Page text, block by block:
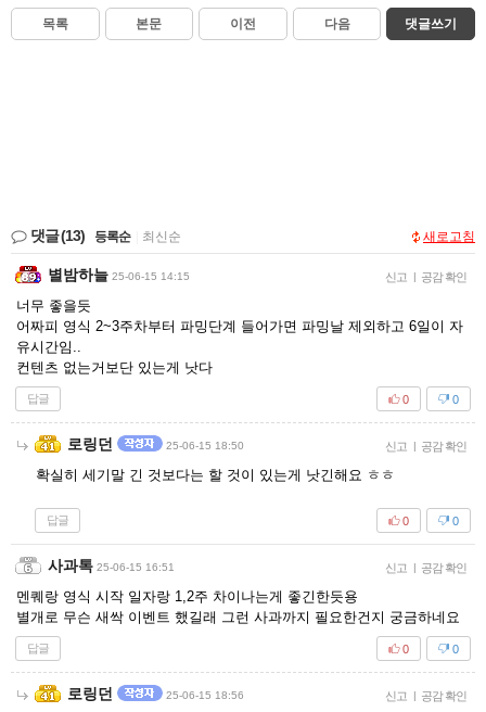
목록 본문 이전 다음 댓글쓰기
댓글(13) 등록순 최신순 새로고침
별밤하늘 25-06-15 14:15 신고 | 공감 확인
너무 좋을듯
어짜피 영식 2~3주차부터 파밍단계 들어가면 파밍날 제외하고 6일이 자
유시간임..
컨텐츠 없는거보단 있는게 낫다
답글 0
0
로링던 25-06-15 18:50 신고 | 공감 확인
확실히 세기말 긴 것보다는 할 것이 있는게 낫긴해요 ㅎㅎ
답글 0
0
사과톡 25-06-15 16:51 신고 | 공감 확인
멘퀘랑 영식 시작 일자랑 1,2주 차이나는게 좋긴한듯용
별개로 무슨 새싹 이벤트 했길래 그런 사과까지 필요한건지 궁금하네요
답글 0
0
로링던 25-06-15 18:56 신고 | 공감 확인